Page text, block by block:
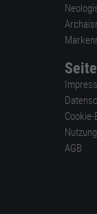
AGB